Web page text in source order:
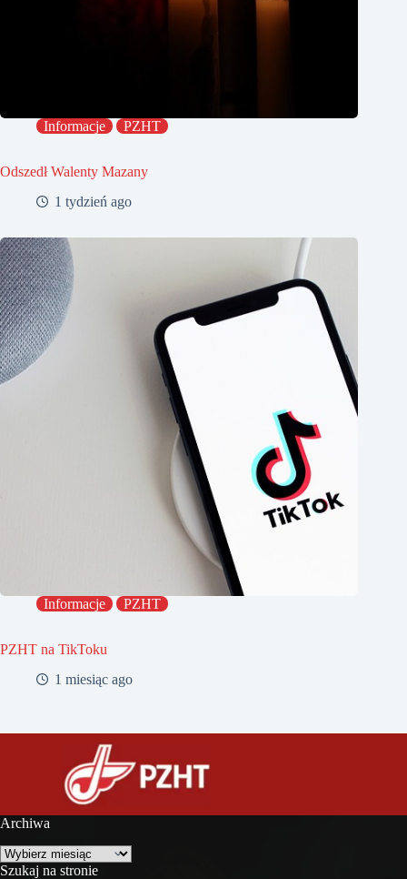
Informacje PZHT
Odszedł Walenty Mazany
1 tydzień ago
Informacje PZHT
PZHT na TikToku
1 miesiąc ago
Archiwa
Archiwa
Szukaj na stronie